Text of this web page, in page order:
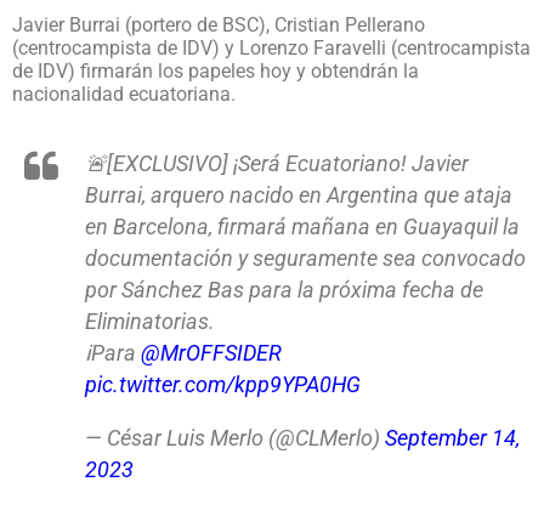
Javier Burrai (portero de BSC), Cristian Pellerano
(centrocampista de IDV) y Lorenzo Faravelli (centrocampista
de IDV) firmarán los papeles hoy y obtendrán la
nacionalidad ecuatoriana.
🚨[EXCLUSIVO] ¡Será Ecuatoriano! Javier
Burrai, arquero nacido en Argentina que ataja
en Barcelona, firmará mañana en Guayaquil la
documentación y seguramente sea convocado
por Sánchez Bas para la próxima fecha de
Eliminatorias.
ℹ️Para @MrOFFSIDER
pic.twitter.com/kpp9YPA0HG
— César Luis Merlo (@CLMerlo) September 14,
2023